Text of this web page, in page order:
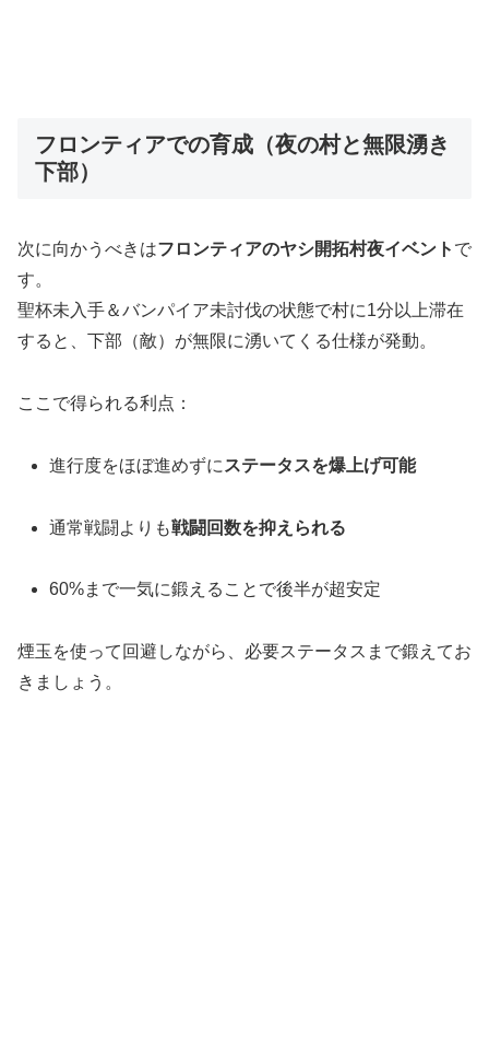
フロンティアでの育成（夜の村と無限湧き
下部）
次に向かうべきはフロンティアのヤシ開拓村夜イベント で
す。
聖杯未入手＆バンパイア未討伐の状態で村に1分以上滞在
すると、下部（敵）が無限に湧いてくる仕様が発動。
ここで得られる利点：
進行度をほぼ進めずに ステータスを爆上げ可能
通常戦闘よりも戦闘回数を抑えられる
60%まで一気に鍛えることで後半が超安定
煙玉を使って回避しながら、必要ステータスまで鍛えてお
きましょう。